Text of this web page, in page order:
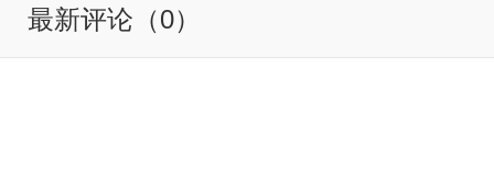
最新评论（0）